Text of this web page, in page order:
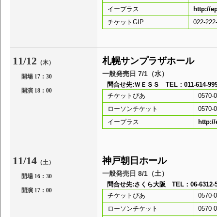
イープラス
http://
チケットGIP
022-
11/12 （木）
開場 17：30
開演 18：00
札幌サンプラザホール
一般発売日 7/1（水）
問合せ先:ＷＥＳＳ TEL：011-614-
チケットぴあ
0570-
ローソンチケット
0570-
イープラス
11/14 （土）
開場 16：30
開演 17：00
神戸朝日ホール
一般発売日 8/1（土）
問合せ先:さくら大阪 TEL：06-6312-
チケットぴあ
0570-
ローソンチケット
0570-